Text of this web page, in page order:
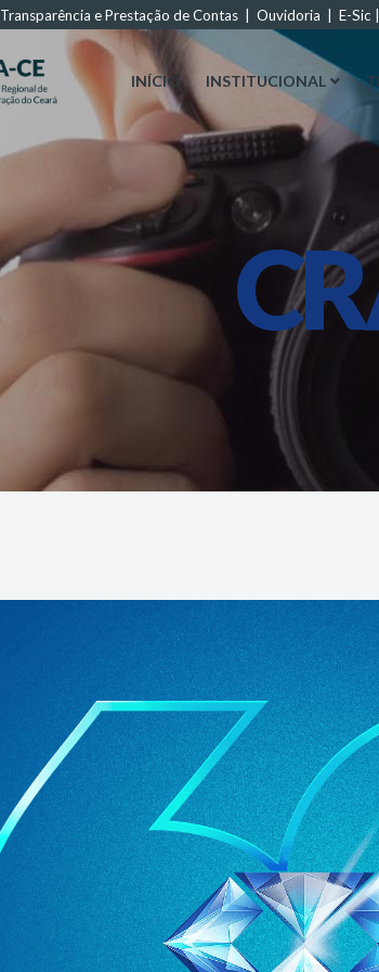
Transparência e Prestação de Contas Ouvidoria E-Sic
INÍCIO INSTITUCIONAL